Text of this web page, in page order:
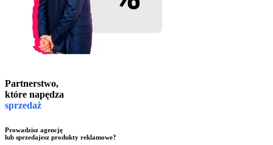
Partnerstwo,
które napędza
sprzedaż
Prowadzisz agencję
lub sprzedajesz produkty reklamowe?